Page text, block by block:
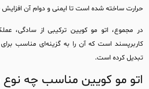
حرارت ساخته شده است تا ایمنی و دوام آن افزایش
در مجموع، اتو مو کویین ترکیبی از سادگی،
کاربرپسند است که آن را به گزینه‌ای مناسب برای
تبدیل کرده است.
اتو مو کویین مناسب چه